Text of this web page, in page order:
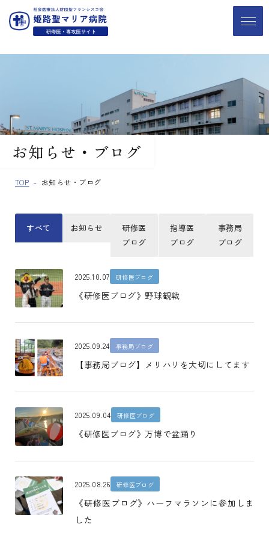
お知らせ・ブログ
TOP お知らせ・ブログ
すべて お知らせ
研修医
ブログ
指導医
ブログ
事務局
ブログ
2025.10.07 研修医ブログ
《研修医ブログ》野球観戦
2025.09.24 事務局ブログ
【事務局ブログ】メリハリを大切にしてます
2025.09.04 研修医ブログ
《研修医ブログ》万博で盆踊り
2025.08.26 研修医ブログ
《研修医ブログ》ハーフマラソンに参加しま
した